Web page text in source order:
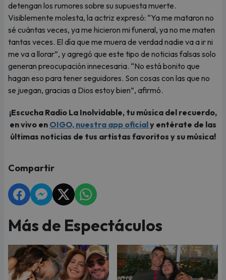
detengan los rumores sobre su supuesta muerte.
Visiblemente molesta, la actriz expresó: “Ya me mataron no
sé cuántas veces, ya me hicieron mi funeral, ya no me maten
tantas veces. El día que me muera de verdad nadie va a ir ni
me va a llorar”, y agregó que este tipo de noticias falsas solo
generan preocupación innecesaria. “No está bonito que
hagan eso para tener seguidores. Son cosas con las que no
se juegan, gracias a Dios estoy bien”, afirmó.
¡Escucha Radio La Inolvidable, tu música del recuerdo,
en vivo en OIGO, nuestra app oficialy entérate de las
últimas noticias de tus artistas favoritos y su música!
Compartir
Más de Espectáculos